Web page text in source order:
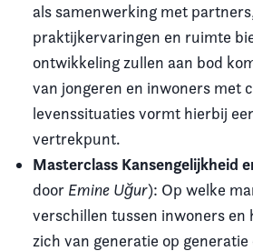
als samenwerking met
praktijkervaringen en ruimte
ontwikkeling zullen aan bod
van jongeren en inwoners met
levenssituaties vormt hierbij
vertrekpunt.
Masterclass Kansengelijkheid
door Emine Uğur): Op welke
verschillen tussen inwoners en
zich van generatie op